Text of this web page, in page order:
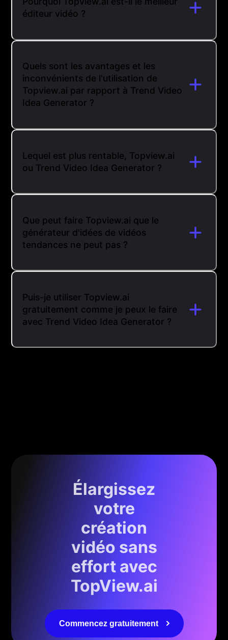
éditeur vidéo ?
Quels sont les avantages et les
inconvénients de l'utilisation de
Topview.ai par rapport à Trend Video
Idea Generator ?
Lequel est plus rentable, Topview.ai
ou Trend Video Idea Generator ?
Que peut faire Topview.ai que le
générateur d'idées de vidéos
tendances ne peut pas ?
Puis-je utiliser Topview.ai
gratuitement comme je peux le faire
avec Trend Video Idea Generator ?
Élargissez
votre
création
vidéo sans
effort avec
TopView.ai
Commencez gratuitement